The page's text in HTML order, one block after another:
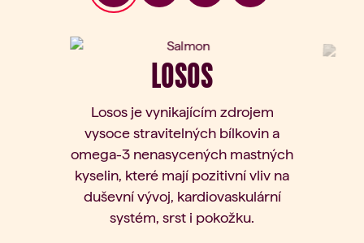
LOSOS
Losos je vynikajícím zdrojem
vysoce stravitelných bílkovin a
omega-3 nenasycených mastných
kyselin, které mají pozitivní vliv na
duševní vývoj, kardiovaskulární
systém, srst i pokožku.